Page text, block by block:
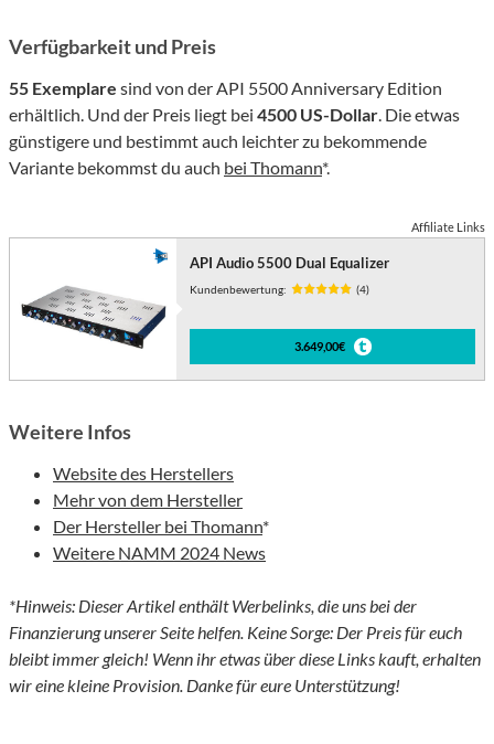
Verfügbarkeit und Preis
55 Exemplare sind von der API 5500 Anniversary Edition
erhältlich. Und der Preis liegt bei 4500 US-Dollar . Die etwas
günstigere und bestimmt auch leichter zu bekommende
Variante bekommst du auch bei Thomann*.
Affiliate Links
API Audio 5500 Dual Equalizer
Kundenbewertung: (4)
3.649,00€
Weitere Infos
Website des Herstellers
Mehr von dem Hersteller
Der Hersteller bei Thomann*
Weitere NAMM 2024 News
*Hinweis: Dieser Artikel enthält Werbelinks, die uns bei der
Finanzierung unserer Seite helfen. Keine Sorge: Der Preis für euch
bleibt immer gleich! Wenn ihr etwas über diese Links kauft, erhalten
wir eine kleine Provision. Danke für eure Unterstützung!